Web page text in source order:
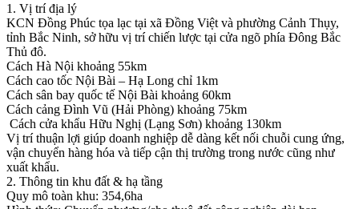
1. Vị trí địa lý
KCN Đồng Phúc tọa lạc tại xã Đồng Việt và phường Cảnh Thụy,
tỉnh Bắc Ninh, sở hữu vị trí chiến lược tại cửa ngõ phía Đông Bắc
Thủ đô.
Cách Hà Nội khoảng 55km
Cách cao tốc Nội Bài – Hạ Long chỉ 1km
Cách sân bay quốc tế Nội Bài khoảng 60km
Cách cảng Đình Vũ (Hải Phòng) khoảng 75km
Cách cửa khẩu Hữu Nghị (Lạng Sơn) khoảng 130km
Vị trí thuận lợi giúp doanh nghiệp dễ dàng kết nối chuỗi cung ứng,
vận chuyển hàng hóa và tiếp cận thị trường trong nước cũng như
xuất khẩu.
2. Thông tin khu đất & hạ tầng
Quy mô toàn khu: 354,6ha